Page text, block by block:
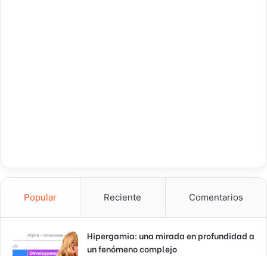
Popular Reciente Comentarios
Hipergamia: una mirada en profundidad a
un fenómeno complejo